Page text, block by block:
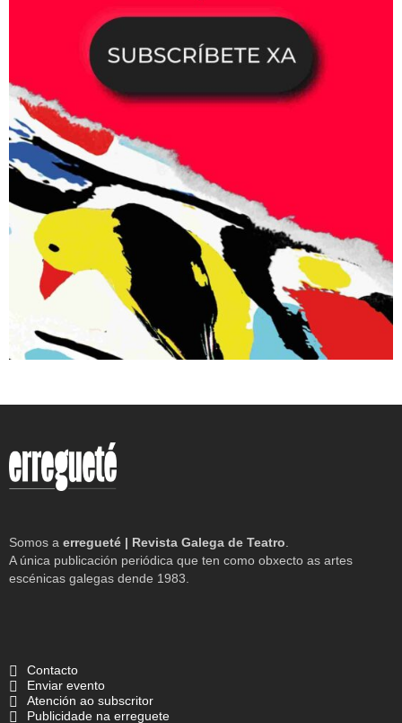
Somos a erregueté | Revista Galega de Teatro
A única publicación periódica que ten como obxecto as artes
escénicas galegas dende 1983.
Contacto
Enviar evento
Atención ao subscritor
Publicidade na erreguete